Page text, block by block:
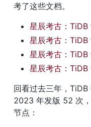
考了这些文档。
星辰考古：
星辰考古：
星辰考古：
星辰考古：
回看过去三年，
2023 年发版 52 次
节点：